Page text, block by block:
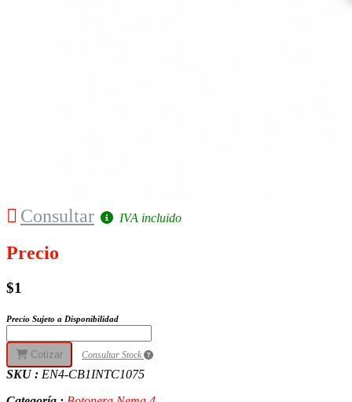
Consultar IVA incluido
Precio
$1
Precio Sujeto a Disponibilidad
Cotizar Consultar Stock
SKU : EN4-CB1INTC1075